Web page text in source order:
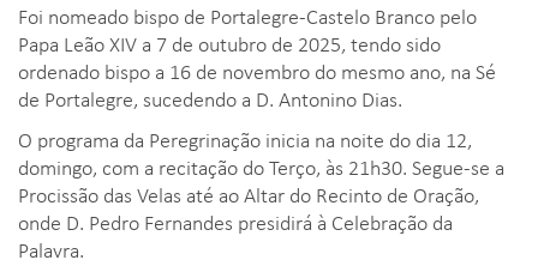
Foi nomeado bispo de Portalegre-Castelo Branco pelo
Papa Leão XIV a 7 de outubro de 2025, tendo sido
ordenado bispo a 16 de novembro do mesmo ano, na Sé
de Portalegre, sucedendo a D. Antonino Dias.
O programa da Peregrinação inicia na noite do dia 12,
domingo, com a recitação do Terço, às 21h30. Segue-se a
Procissão das Velas até ao Altar do Recinto de Oração,
onde D. Pedro Fernandes presidirá à Celebração da
Palavra.